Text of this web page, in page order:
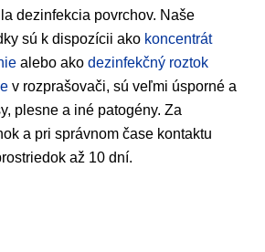
dezinfekcia povrchov. Naše
sú k dispozícii ako koncentrát
alebo ako dezinfekčný roztok
v rozprašovači, sú veľmi úsporné a
plesne a iné patogény. Za
a pri správnom čase kontaktu
až 10 dní.